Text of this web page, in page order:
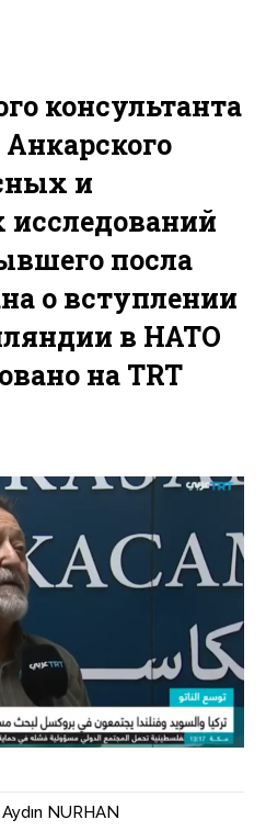
NURHAN
консультанта
и
исследований
посла
о вступлении
в НАТО
на TRT